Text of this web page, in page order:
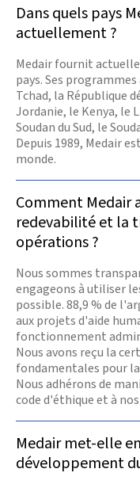
Dans quels pays
actuellement ?
Medair fournit
pays. Ses
Tchad, la République
Jordanie, le Kenya, le
Soudan du Sud, le
Depuis 1989, Medair
monde.
Comment Medair
redevabilité et la
opérations ?
Nous sommes
engageons à utiliser
possible. 88,9 % de
aux projets d'aide
fonctionnement
Nous avons reçu la
fondamentales pour
Nous adhérons de
code d'éthique et à
Medair met-elle
développement